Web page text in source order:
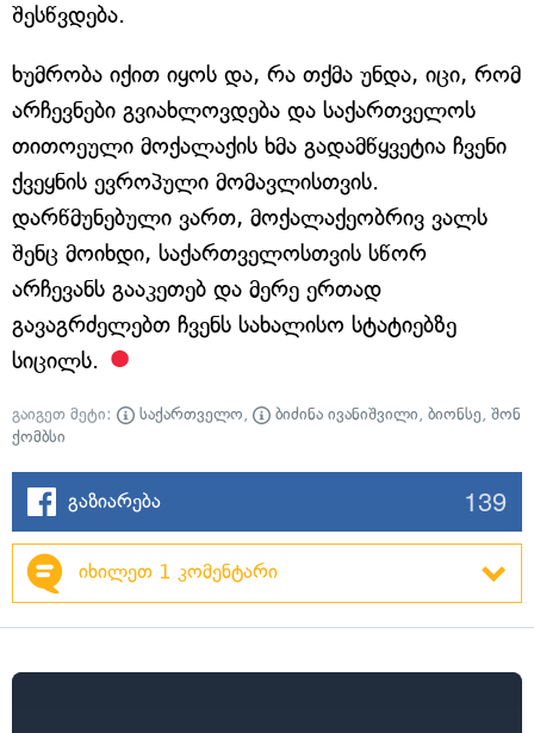
შესწვდება.
ხუმრობა იქით იყოს და, რა თქმა უნდა, იცი, რომ
არჩევნები გვიახლოვდება და საქართველოს
თითოეული მოქალაქის ხმა გადამწყვეტია ჩვენი
ქვეყნის ევროპული მომავლისთვის.
დარწმუნებული ვართ, მოქალაქეობრივ ვალს
შენც მოიხდი, საქართველოსთვის სწორ
არჩევანს გააკეთებ და მერე ერთად
გავაგრძელებთ ჩვენს სახალისო სტატიებზე
სიცილს.
გაიგეთ მეტი: საქართველო, ბიძინა ივანიშვილი, ბიონსე, შონ
ქომბსი
გაზიარება 139
იხილეთ 1 კომენტარი